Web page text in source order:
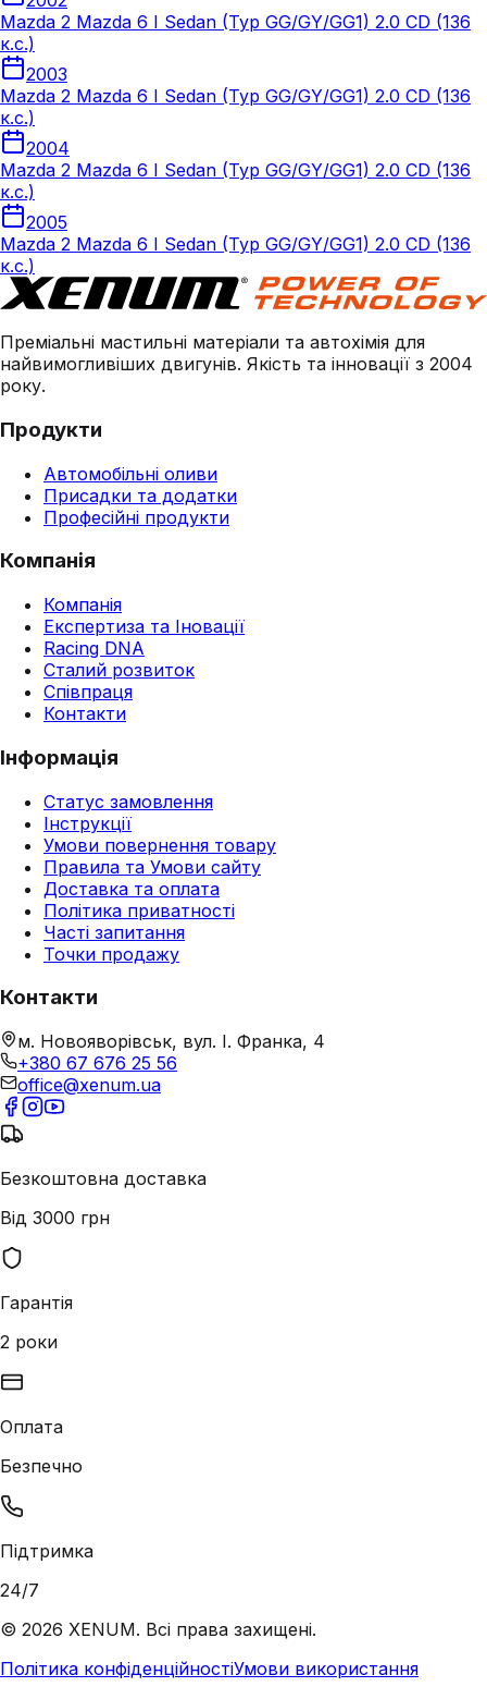
Mazda 2 Mazda 6 I Sedan (Typ GG/GY/GG1) 2.0 CD (136
к.с.)
2003
Mazda 2 Mazda 6 I Sedan (Typ GG/GY/GG1) 2.0 CD (136
к.с.)
2004
Mazda 2 Mazda 6 I Sedan (Typ GG/GY/GG1) 2.0 CD (136
к.с.)
2005
Mazda 2 Mazda 6 I Sedan (Typ GG/GY/GG1) 2.0 CD (136
к.с.)
Преміальні мастильні матеріали та автохімія для
найвимогливіших двигунів. Якість та інновації з 2004
року.
Продукти
Автомобільні оливи
Присадки та додатки
Професійні продукти
Компанія
Компанія
Експертиза та Іновації
Racing DNA
Сталий розвиток
Співпраця
Контакти
Інформація
Статус замовлення
Інструкції
Умови повернення товару
Правила та Умови сайту
Доставка та оплата
Політика приватності
Часті запитання
Точки продажу
Контакти
м. Новояворівськ, вул. І. Франка, 4
+380 67 676 25 56
office@xenum.ua
Безкоштовна доставка
Від 3000 грн
Гарантія
2 роки
Оплата
Безпечно
Підтримка
24/7
© 2026 XENUM. Всі права захищені.
Політика конфіденційностіУмови використання